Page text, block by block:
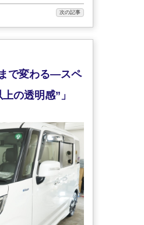
次の記事
で変わる—スペ
の透明感”」